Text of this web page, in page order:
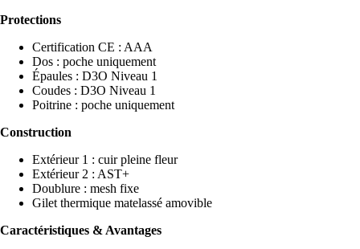
Protections
Certification CE : AAA
Dos : poche uniquement
Épaules : D3O Niveau 1
Coudes : D3O Niveau 1
Poitrine : poche uniquement
Construction
Extérieur 1 : cuir pleine fleur
Extérieur 2 : AST+
Doublure : mesh fixe
Gilet thermique matelassé amovible
Caractéristiques & Avantages